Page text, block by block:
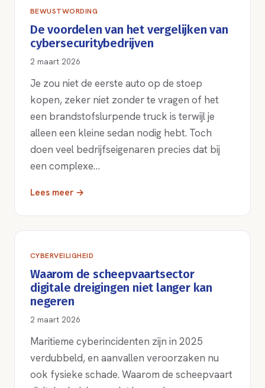
BEWUSTWORDING
De voordelen van het vergelijken van
cybersecuritybedrijven
2 maart 2026
Je zou niet de eerste auto op de stoep
kopen, zeker niet zonder te vragen of het
een brandstofslurpende truck is terwijl je
alleen een kleine sedan nodig hebt. Toch
doen veel bedrijfseigenaren precies dat bij
een complexe…
Lees meer →
CYBERVEILIGHEID
Waarom de scheepvaartsector
digitale dreigingen niet langer kan
negeren
2 maart 2026
Maritieme cyberincidenten zijn in 2025
verdubbeld, en aanvallen veroorzaken nu
ook fysieke schade. Waarom de scheepvaart